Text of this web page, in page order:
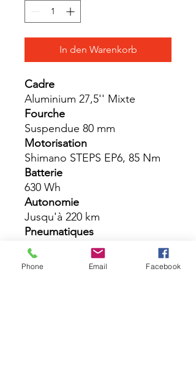
In den Warenkorb
Cadre
Aluminium 27,5'' Mixte
Fourche
Suspendue 80 mm
Motorisation
Shimano STEPS EP6, 85 Nm
Batterie
630 Wh
Autonomie
Jusqu'à 220 km
Pneumatiques
Schwalbe Hurricane 27,5 x
2,1''
Phone Email Facebook